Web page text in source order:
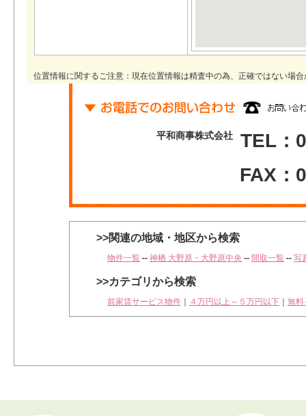
位置情報に関するご注意：現在位置情報は精査中の為、正確ではない場
平和商事株式会社
TEL：
FAX：
>>関連の地域・地区から検索
物件一覧 -- 神栖 大野原・大野原中央 -- 間取一覧 -- 写
>>カテゴリから検索
前家賃サービス物件 ４万円以上～５万円以下 無料